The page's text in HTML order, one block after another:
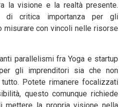
la visione e la realtà presente.
di critica importanza per gli
misurare con vincoli nelle risorse
parallelismi fra Yoga e startup
gli imprenditori sia che non
Potete rimanere focalizzati
questo comunque richiede